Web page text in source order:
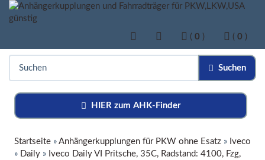
( 0 ) ( 0 )
Suchen
HIER zum AHK-Finder
Startseite » Anhängerkupplungen für PKW ohne Esatz » Iveco
» Daily » Iveco Daily VI Pritsche, 35C, Radstand: 4100, Fzg,